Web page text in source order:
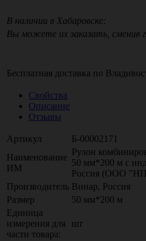
В наличии в Хабаровске:
Вы можете их заказать, сменив
Бесплатная доставка по
Свойства
Описание
Отзывы
Артикул
Б-00002171
Наименование
ИМ
Рулон
50 мм*200 м с
Россия (ООО
Производитель Винар, Россия
Размер
50 мм*200 м
Единица
измерения для
части товара:
шт